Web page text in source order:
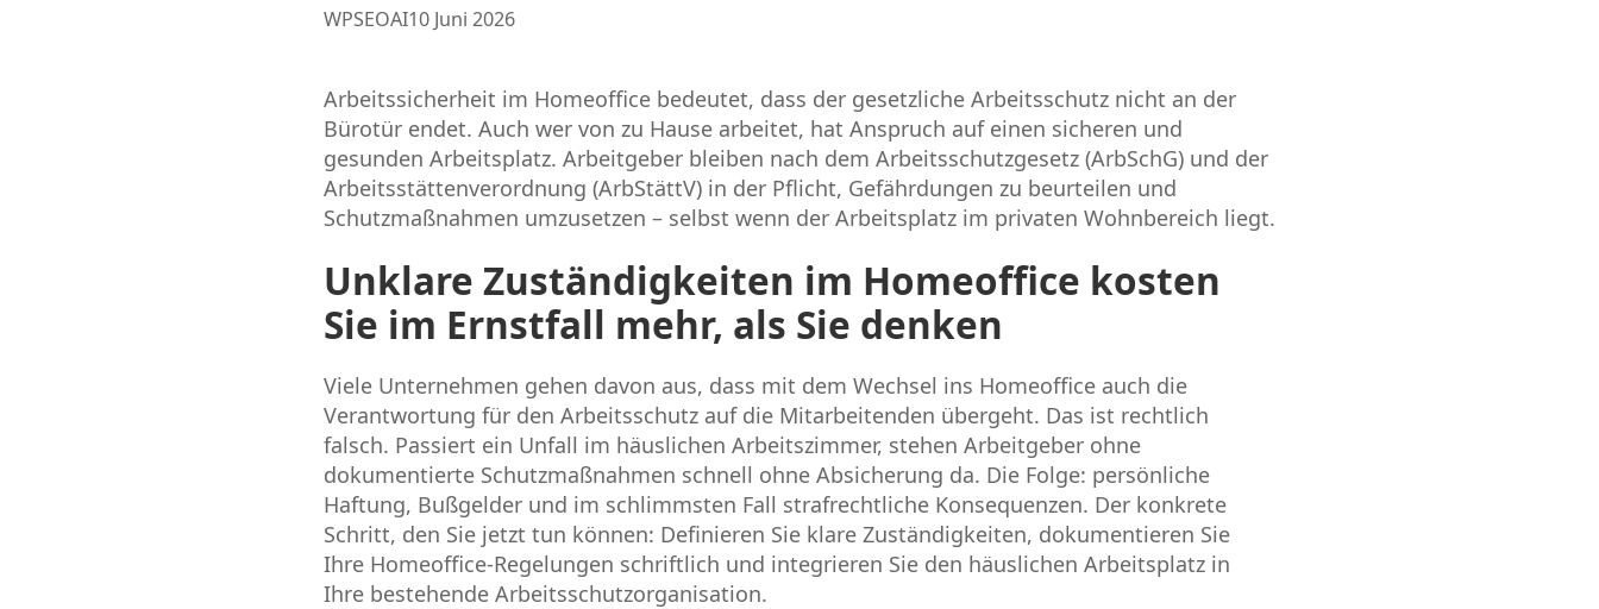
Posted
WPSEOAI10 Juni 2026
Arbeitssicherheit im Homeoffice bedeutet, dass der gesetzliche Arbeitsschutz nicht an der
Bürotür endet. Auch wer von zu Hause arbeitet, hat Anspruch auf einen sicheren und
gesunden Arbeitsplatz. Arbeitgeber bleiben nach dem Arbeitsschutzgesetz (ArbSchG) und der
Arbeitsstättenverordnung (ArbStättV) in der Pflicht, Gefährdungen zu beurteilen und
Schutzmaßnahmen umzusetzen – selbst wenn der Arbeitsplatz im privaten Wohnbereich liegt.
Unklare Zuständigkeiten im Homeoffice kosten
Sie im Ernstfall mehr, als Sie denken
Viele Unternehmen gehen davon aus, dass mit dem Wechsel ins Homeoffice auch die
Verantwortung für den Arbeitsschutz auf die Mitarbeitenden übergeht. Das ist rechtlich
falsch. Passiert ein Unfall im häuslichen Arbeitszimmer, stehen Arbeitgeber ohne
dokumentierte Schutzmaßnahmen schnell ohne Absicherung da. Die Folge: persönliche
Haftung, Bußgelder und im schlimmsten Fall strafrechtliche Konsequenzen. Der konkrete
Schritt, den Sie jetzt tun können: Definieren Sie klare Zuständigkeiten, dokumentieren Sie
Ihre Homeoffice-Regelungen schriftlich und integrieren Sie den häuslichen Arbeitsplatz in
Ihre bestehende Arbeitsschutzorganisation.